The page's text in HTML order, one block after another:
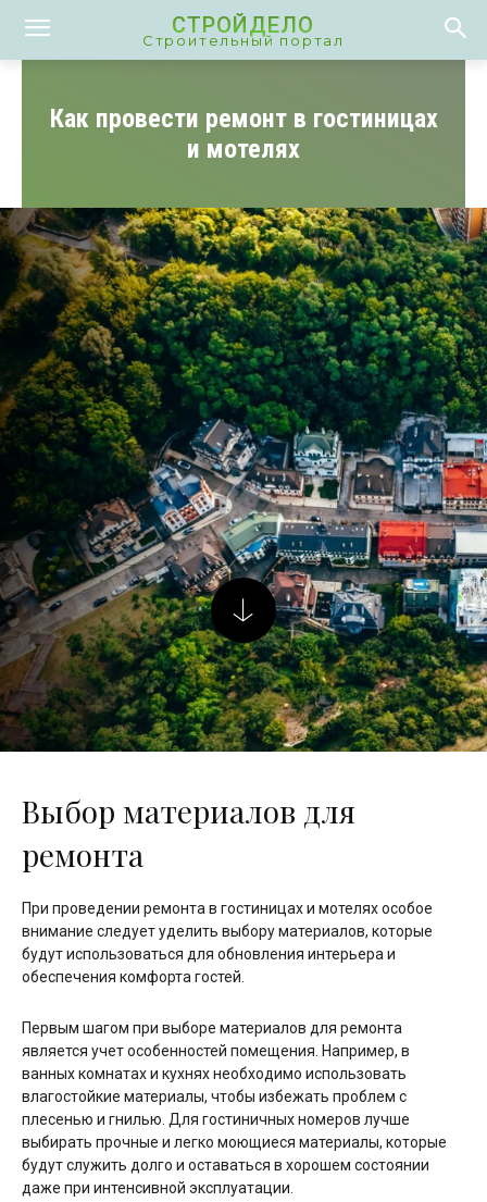
СТРОЙДЕЛО
Строительный портал
Как провести ремонт в гостиницах
и мотелях
Выбор материалов для
ремонта
При проведении ремонта в гостиницах и мотелях особое
внимание следует уделить выбору материалов, которые
будут использоваться для обновления интерьера и
обеспечения комфорта гостей.
Первым шагом при выборе материалов для ремонта
является учет особенностей помещения. Например, в
ванных комнатах и кухнях необходимо использовать
влагостойкие материалы, чтобы избежать проблем с
плесенью и гнилью. Для гостиничных номеров лучше
выбирать прочные и легко моющиеся материалы, которые
будут служить долго и оставаться в хорошем состоянии
даже при интенсивной эксплуатации.